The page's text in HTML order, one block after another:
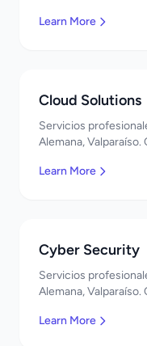
Learn More
Cloud Solutions
Servicios
Alemana,
Learn More
Cyber Security
Servicios
Alemana,
Learn More